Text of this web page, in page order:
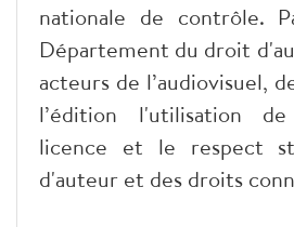
nationale de contrôle.
Département du droit
acteurs de l’audiovisuel,
l’édition l'utilisation
licence et le respect
d'auteur et des droits